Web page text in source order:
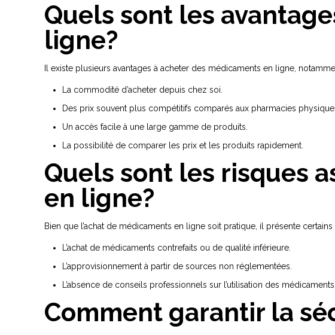
Quels sont les
ligne?
Il existe plusieurs avantages à acheter des médicaments en ligne,
La commodité d’acheter depuis chez soi.
Des prix souvent plus compétitifs comparés aux pharmacies
Un accès facile à une large gamme de produits.
La possibilité de comparer les prix et les produits rapidement.
Quels sont les risques
en ligne?
Bien que l’achat de médicaments en ligne soit pratique, il présente
L’achat de médicaments contrefaits ou de qualité inférieure.
L’approvisionnement à partir de sources non réglementées.
L’absence de conseils professionnels sur l’utilisation des médicaments.
Comment garantir la